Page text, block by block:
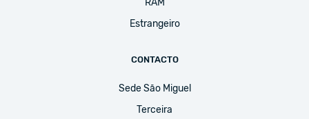
RAM
Estrangeiro
CONTACTO
Sede São Miguel
Terceira